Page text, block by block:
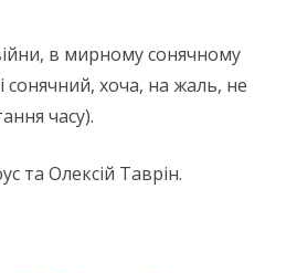
в мирному сонячному
сонячний, хоча, на жаль, не
часу).
та Олексій Таврін.